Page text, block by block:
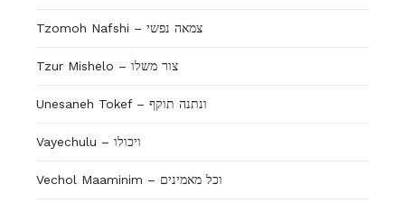
Tzomoh Nafshi – צמאה נפשי
Tzur Mishelo – צור משלו
Unesaneh Tokef – ונתנה תוקף
Vayechulu – ויכולו
Vechol Maaminim – וכל מאמינים